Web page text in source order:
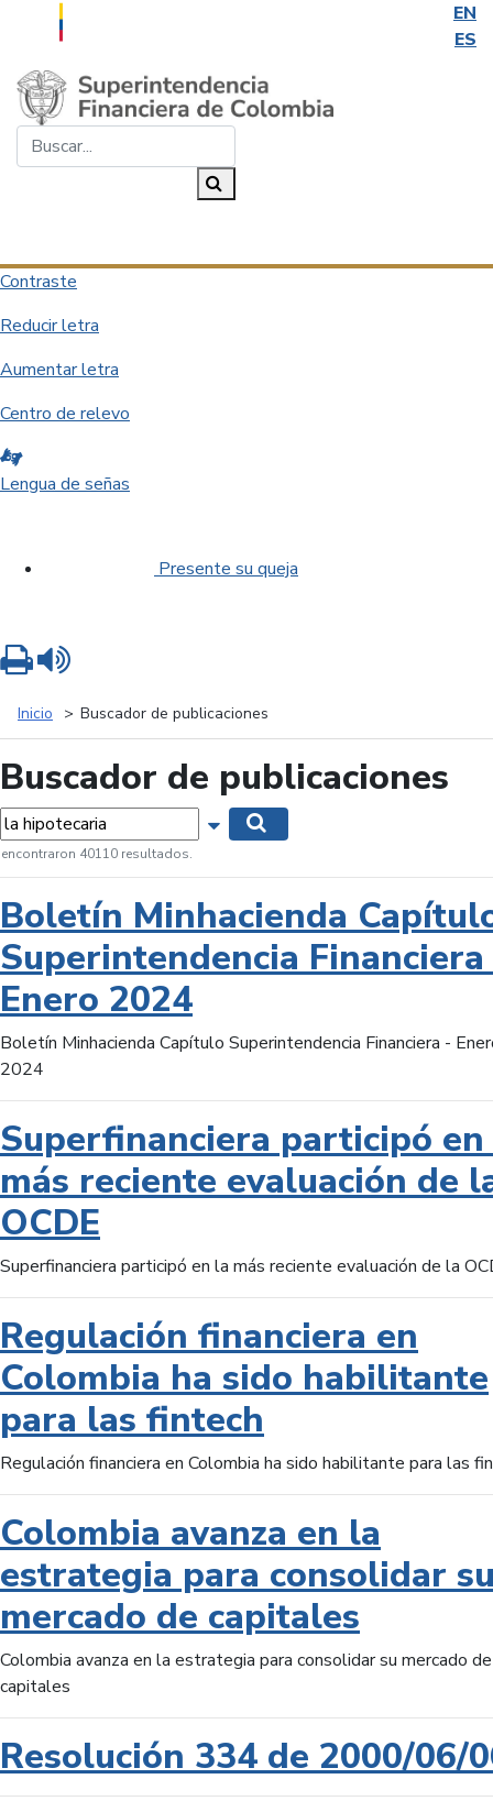
EN
ES
Saltar al contenido principal
Contraste
Reducir letra
Aumentar letra
Centro de relevo
Lengua de señas
Presente su queja
Inicio Buscador de publicaciones
Buscador de publicaciones
Mostrar opciones de búsqueda
encontraron 40110 resultados.
Boletín Minhacienda
Superintendencia
Enero 2024
Boletín Minhacienda Capítulo Superintendencia Financiera -
2024
Superfinanciera participó
más reciente evaluación de
OCDE
Superfinanciera participó en la más reciente evaluación de la
Regulación financiera en
Colombia ha sido habilitante
para las fintech
Regulación financiera en Colombia ha sido habilitante para las
Colombia avanza en la
estrategia para consolidar
mercado de capitales
Colombia avanza en la estrategia para consolidar su mercado de
capitales
Resolución 334 de 2000/06/
Imprimir